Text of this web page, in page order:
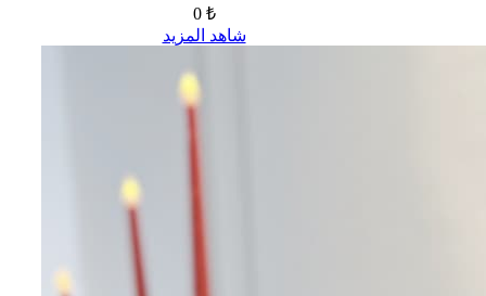
0 ₺
شاهد المزيد